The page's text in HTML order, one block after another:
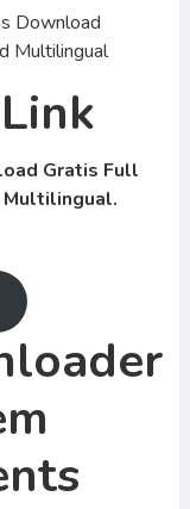
Gratis Full
Multilingual.